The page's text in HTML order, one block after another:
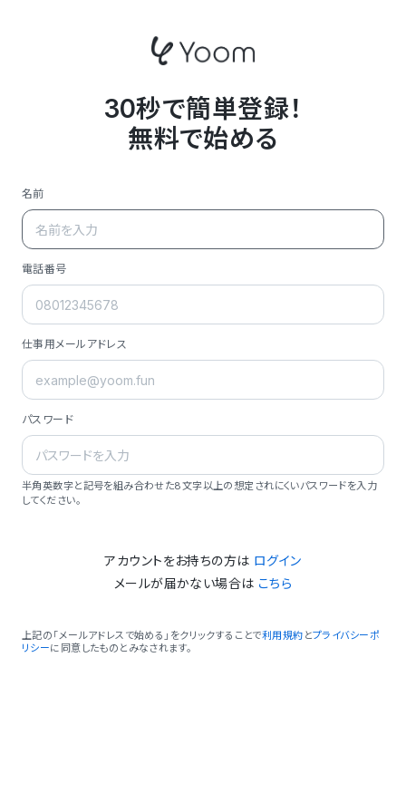
30秒で簡単登録！
無料で始める
名前
電話番号
仕事用メールアドレス
パスワード
半角英数字と記号を組み合わせた8文字以上の想定されにくいパスワードを入力
してください。
アカウントをお持ちの方は ログイン
メールが届かない場合は こちら
上記の「メールアドレスで始める」をクリックすることで利用規約 とプライバシーポ
リシーに同意したものとみなされます。